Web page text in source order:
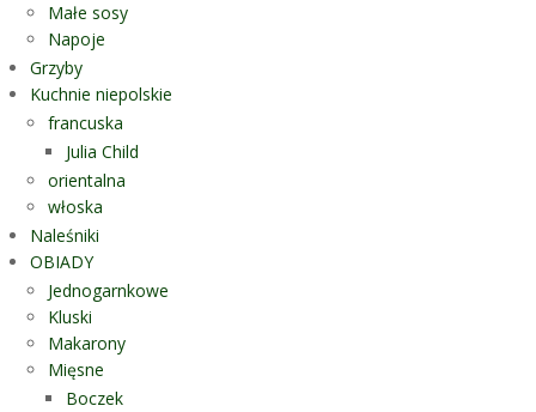
Małe sosy
Napoje
Grzyby
Kuchnie niepolskie
francuska
Julia Child
orientalna
włoska
Naleśniki
OBIADY
Jednogarnkowe
Kluski
Makarony
Mięsne
Boczek